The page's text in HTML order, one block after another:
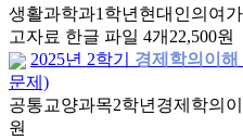
생활과학과1학년 현대인의여
고자료 한글 파일 4개 22,500원
2025년 2학기
경제학의이해
문제)
공통교양과목2학년 경제학의
원